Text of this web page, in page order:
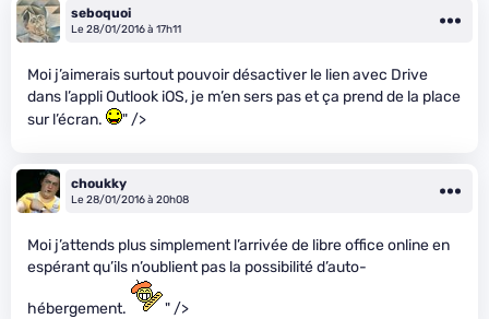
seboquoi
Le 28/01/2016 à 17h11
Moi j’aimerais surtout pouvoir désactiver le lien avec Drive
dans l’appli Outlook iOS, je m’en sers pas et ça prend de la place
sur l’écran.
" />
choukky
Le 28/01/2016 à 20h08
Moi j’attends plus simplement l’arrivée de libre office online en
espérant qu’ils n’oublient pas la possibilité d’auto-
hébergement. " />